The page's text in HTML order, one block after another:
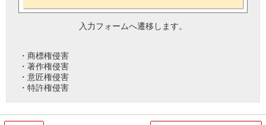
入力フォームへ遷移します。
・商標権侵害
・著作権侵害
・意匠権侵害
・特許権侵害